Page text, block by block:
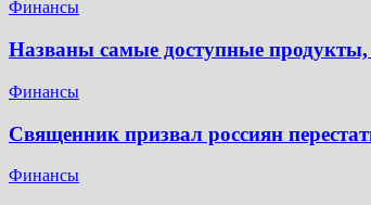
Финансы
Названы самые доступные
Финансы
Священник призвал россиян
Финансы